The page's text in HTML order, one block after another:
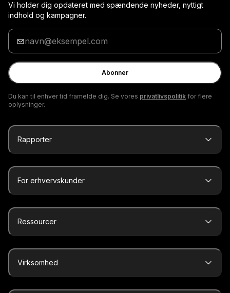
Vi holder dig opdateret med spændende nyheder, nyttigt
indhold og kampagner.
Indtast
din
e-
mail
Abonner
Du kan til enhver tid framelde dig. Se vores privatlivspolitik for flere
oplysninger.
Rapporter
For erhvervskunder
Ressourcer
Virksomhed